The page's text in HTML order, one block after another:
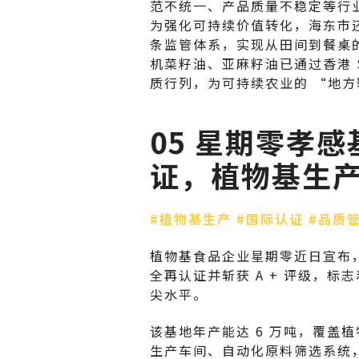
范不统一、产品质量不稳定等行
为强化可持续价值转化，海东
条监管体系，实现从田间到餐
机菜籽油、亚麻籽油已通过香
质行列，为可持续农业的 “地
05 星期零孝感
证，植物基生
#植物基生产 #国际认证 #品质
植物基食品企业星期零近日宣
全再认证并斩获 A + 评级，标
尖水平。
该基地年产能达 6 万吨，覆盖
生产车间、自动化原料筛选系